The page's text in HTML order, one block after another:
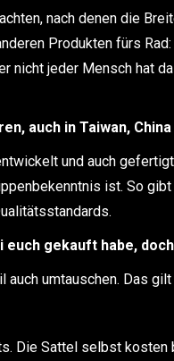
nach denen die
Produkten fürs
nicht jeder Mensch hat
auch in Taiwan,
und auch
ist. So
euch gekauft habe,
auch umtauschen. Das
Die Sattel selbst